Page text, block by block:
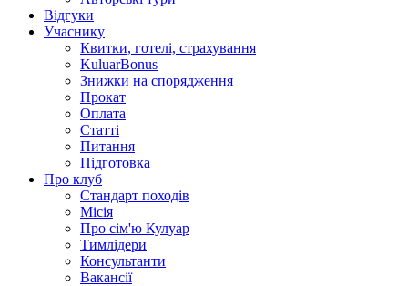
Відгуки
Учаснику
Квитки, готелі, страхування
KuluarBonus
Знижки на спорядження
Прокат
Оплата
Статті
Питання
Підготовка
Про клуб
Стандарт походів
Місія
Про сім'ю Кулуар
Тимлідери
Консультанти
Вакансії